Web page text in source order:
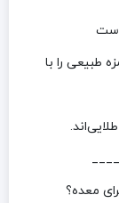
است
طبیعی را با
معده؟